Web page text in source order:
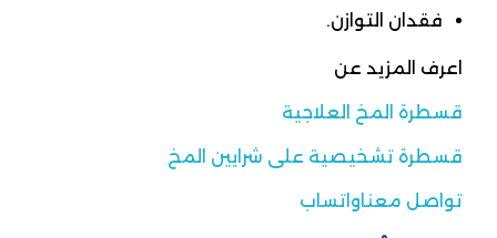
فقدان التوازن.
اعرف المزيد عن
قسطرة المخ العلاجية
قسطرة تشخيصية على شرايين المخ
تواصل معنا واتساب